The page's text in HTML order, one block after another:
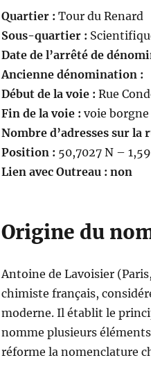
Quartier : Tour du Renard
Sous-quartier :
Date de l’arrêté de
Ancienne dénomination :
Début de la voie : Rue
Fin de la voie : voie
Nombre d’adresses sur la
Position : 50,7027 N –
Lien avec Outreau : non
Origine du
Antoine de Lavoisier
chimiste français,
moderne. Il établit le
nomme plusieurs
réforme la nomenclature